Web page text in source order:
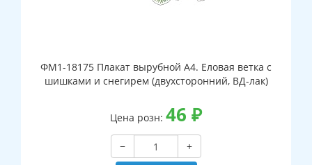
ФМ1-18175 Плакат вырубной А4. Еловая ветка с
шишками и снегирем (двухсторонний, ВД-лак)
Цена розн: 46 ₽
−
+